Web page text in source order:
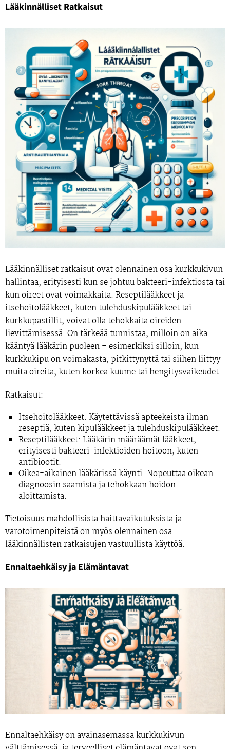
Lääkinnälliset Ratkaisut
Lääkinnälliset ratkaisut ovat olennainen osa kurkkukivun
hallintaa, erityisesti kun se johtuu bakteeri-infektiosta tai
kun oireet ovat voimakkaita. Reseptilääkkeet ja
itsehoitolääkkeet, kuten tulehduskipulääkkeet tai
kurkkupastillit, voivat olla tehokkaita oireiden
lievittämisessä. On tärkeää tunnistaa, milloin on aika
kääntyä lääkärin puoleen – esimerkiksi silloin, kun
kurkkukipu on voimakasta, pitkittynyttä tai siihen liittyy
muita oireita, kuten korkea kuume tai hengitysvaikeudet.
Ratkaisut:
Itsehoitolääkkeet:Käytettävissä apteekeista ilman
reseptiä, kuten kipulääkkeet ja tulehduskipulääkkeet.
Reseptilääkkeet:Lääkärin määräämät lääkkeet,
erityisesti bakteeri-infektioiden hoitoon, kuten
antibiootit.
Oikea-aikainen lääkärissä käynti: Nopeuttaa oikean
diagnoosin saamista ja tehokkaan hoidon
aloittamista.
Tietoisuus mahdollisista haittavaikutuksista ja
varotoimenpiteistä on myös olennainen osa
lääkinnällisten ratkaisujen vastuullista käyttöä.
Ennaltaehkäisy ja Elämäntavat
Ennaltaehkäisy on avainasemassa kurkkukivun